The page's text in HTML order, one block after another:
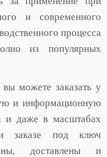
и современного
процесса
из популярных
можете заказать у
и информационную
и даже в масштабах
заказе под ключ
доставлены и